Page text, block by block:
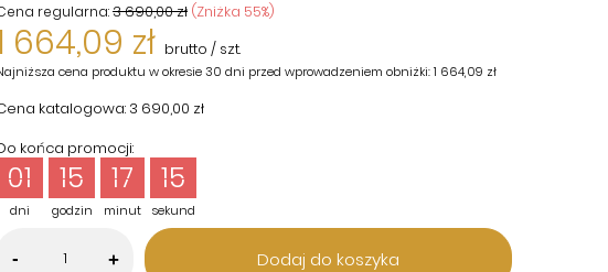
regularna:3 690,00 zł (Zniżka 55%)
664,09 zł brutto / szt.
cena produktu w okresie 30 dni przed wprowadzeniem obniżki:1 664,09 zł
katalogowa: 3 690,00 zł
końca promocji:
dni
01
godzin
15
minut
17
sekund
14
- + Dodaj do koszyka